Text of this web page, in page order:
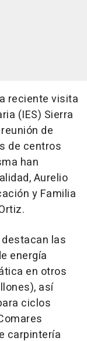
reciente visita
(IES) Sierra
de
de centros
han
Aurelio
y Familia
las
energía
en otros
así
ciclos
carpintería